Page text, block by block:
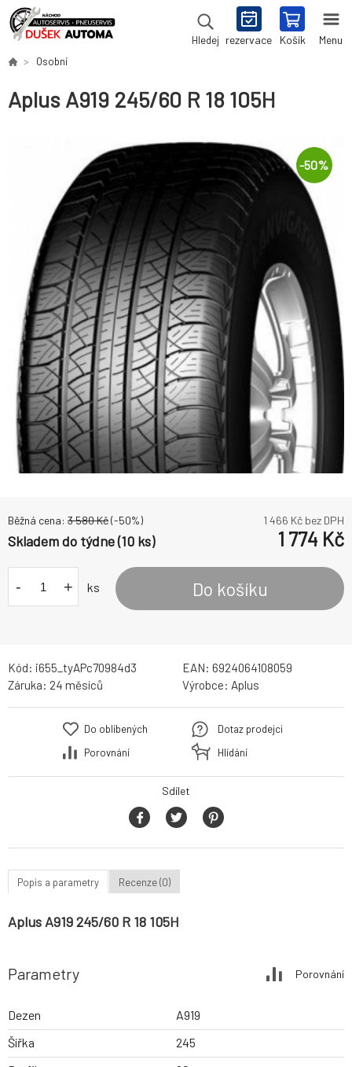
Hledej rezervace Košík Menu
Osobní
Aplus A919 245/60 R 18 105H
-50%
Běžná cena: 3 580Kč(-50%) 1 466 Kč bez DPH
Skladem do týdne (10 ks) 1 774 Kč
- + ks Do košíku
Kód: i655_tyAPc70984d3 EAN: 6924064108059
Záruka: 24 měsíců Výrobce: Aplus
Do oblíbených
Porovnání
Dotaz prodejci
Hlídání
Sdílet
Popis a parametry Recenze (0)
Aplus A919 245/60 R 18 105H
Parametry Porovnání
Dezen
A919
Šířka
245